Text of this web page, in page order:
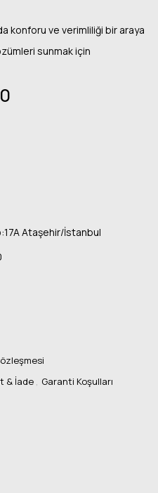
konforu ve verimliliği bir araya
sunmak için
Ataşehir/İstanbul
& İade Garanti Koşulları